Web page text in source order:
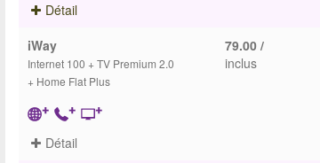
Détail
iWay
Internet 100 + TV Premium 2.0
+ Home Flat Plus
79.00 /
inclus
Détail